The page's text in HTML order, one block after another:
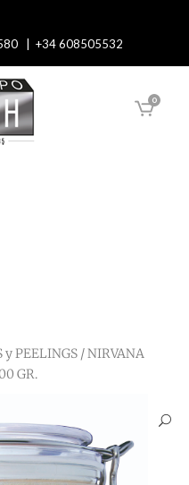
| +34 608505532
0
y PEELINGS / NIRVANA
GR.